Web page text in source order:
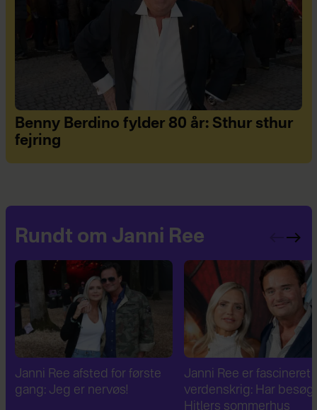
Benny Berdino fylder 80 år: Sthur sthur
fejring
Rundt om Janni Ree
Janni Ree er fascineret af 2.
verdenskrig: Har besøgt
Janni Ree bryder
tavsheden: "Det er
fuldstændig absurd"